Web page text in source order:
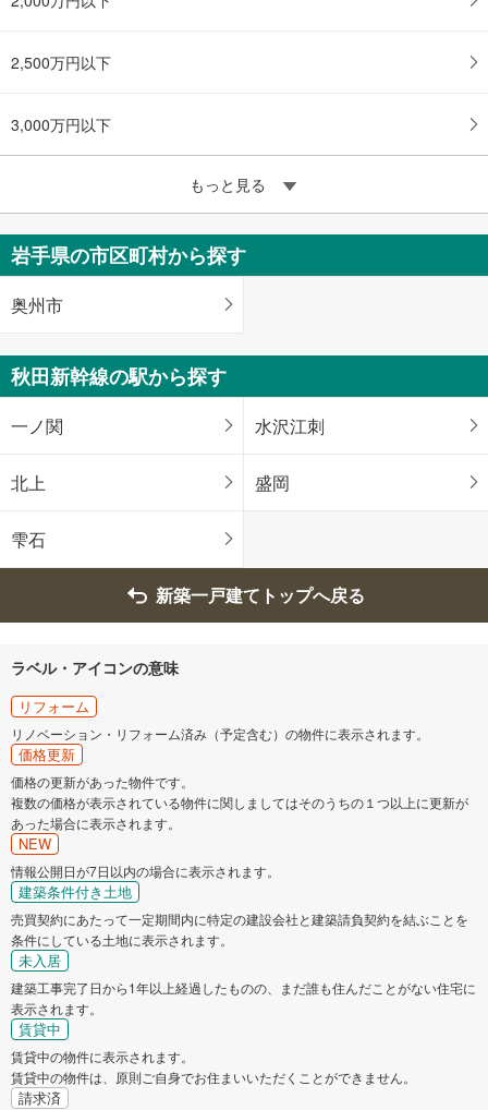
2,500万円以下
3,000万円以下
もっと見る
岩手県の市区町村から探す
奥州市
秋田新幹線の駅から探す
一ノ関 水沢江刺
北上 盛岡
雫石
新築一戸建てトップへ戻る
ラベル・アイコンの意味
リフォーム
リノベーション・リフォーム済み（予定含む）の物件に表示されます。
価格更新
価格の更新があった物件です。
複数の価格が表示されている物件に関しましてはそのうちの１つ以上に更新が
あった場合に表示されます。
NEW
情報公開日が7日以内の場合に表示されます。
建築条件付き土地
売買契約にあたって一定期間内に特定の建設会社と建築請負契約を結ぶことを
条件にしている土地に表示されます。
未入居
建築工事完了日から1年以上経過したものの、まだ誰も住んだことがない住宅に
表示されます。
賃貸中
賃貸中の物件に表示されます。
賃貸中の物件は、原則ご自身でお住まいいただくことができません。
請求済